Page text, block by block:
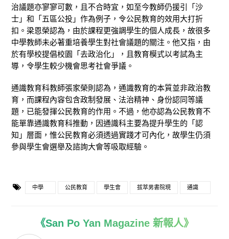
治議題亦寥寥可數，且不合時宜，如至今教師仍援引「沙
士」和「五區公投」作為例子，令公民教育的效用大打折
扣。梁恩榮認為，由於課程更強調學生的個人成長，故很多
中學教師未必著重培養學生對社會議題的關注。他又指，由
於有學校提倡校園「去政治化」，且教育模式以考試為主
導，令學生較少機會思考社會爭議。
通識教育科教師張家榮則認為，通識教育的本質並非政治教
育，而課程內容包含政制發展、法治精神、身份認同等議
題，已能發揮公民教育的作用。不過，他亦認為公民教育不
能單靠通識教育科推動，因通識科主要為提升學生的「認
知」層面，惟公民教育必須透過實踐才可內化，故學生仍須
參與學生會選舉及諮詢大會等吸取經驗。
中學 公民教育 學生會 拔萃男書院現 通識
《San Po Yan Magazine 新報人》